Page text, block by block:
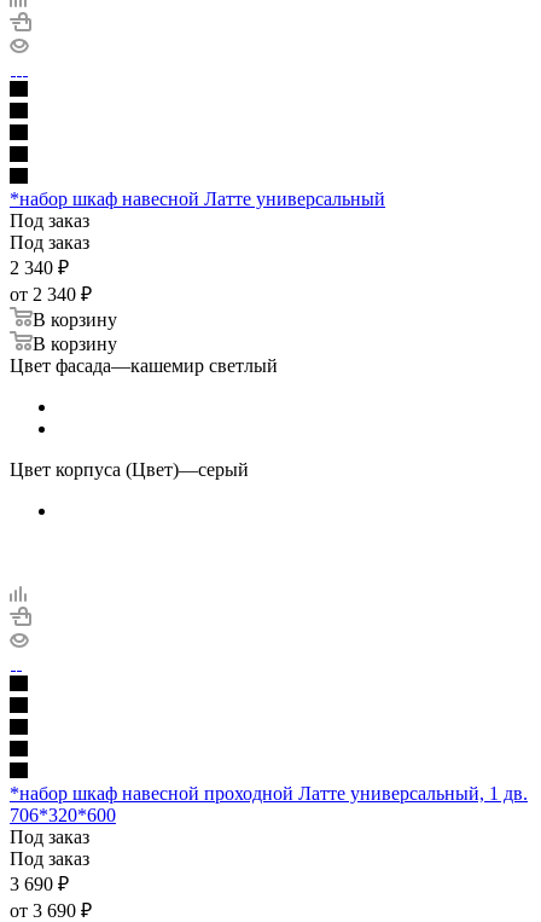
*набор шкаф навесной Латте универсальный
Под заказ
Под заказ
2 340 ₽
от 2 340 ₽
В корзину
В корзину
Цвет фасада—кашемир светлый
Цвет корпуса (Цвет)—серый
*набор шкаф навесной проходной Латте универсальный, 1 дв.
706*320*600
Под заказ
Под заказ
3 690 ₽
от 3 690 ₽